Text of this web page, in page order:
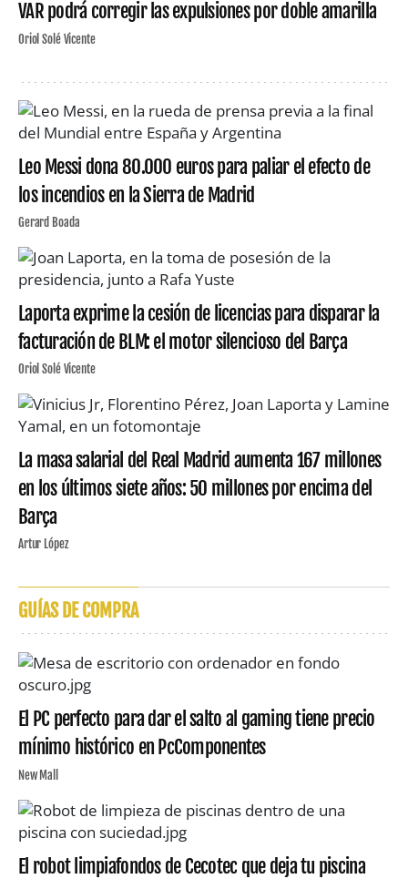
VAR podrá corregir las expulsiones por doble amarilla
Oriol Solé Vicente
Leo Messi dona 80.000 euros para paliar el efecto de
los incendios en la Sierra de Madrid
Gerard Boada
Laporta exprime la cesión de licencias para disparar la
facturación de BLM: el motor silencioso del Barça
Oriol Solé Vicente
La masa salarial del Real Madrid aumenta 167 millones
en los últimos siete años: 50 millones por encima del
Barça
Artur López
GUÍAS DE COMPRA
El PC perfecto para dar el salto al gaming tiene precio
mínimo histórico en PcComponentes
New Mall
El robot limpiafondos de Cecotec que deja tu piscina